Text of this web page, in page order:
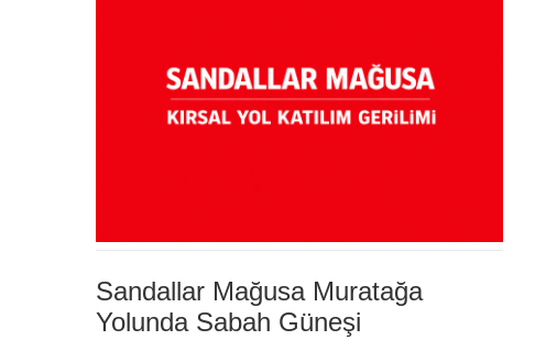
Sandallar Mağusa Muratağa
Yolunda Sabah Güneşi